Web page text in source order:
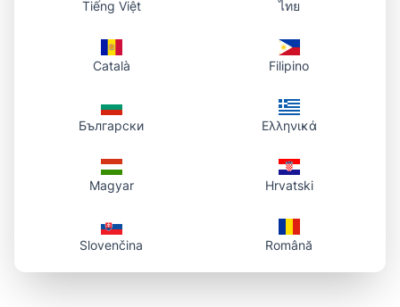
ไทย
Tiếng Việt
Filipino
Català
Ελληνικά
Български
Hrvatski
Magyar
Română
Slovenčina